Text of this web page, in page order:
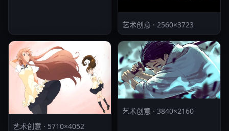
艺术创意 · 2560×3723
艺术创意 · 5710×4052
艺术创意 · 3840×2160